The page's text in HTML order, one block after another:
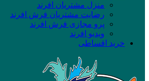
منزل مشتریان افرند
رضایت مشتریان فرش افرند
پرو مجازی فرش افرند
ویدیو افرند
خرید اقساطی